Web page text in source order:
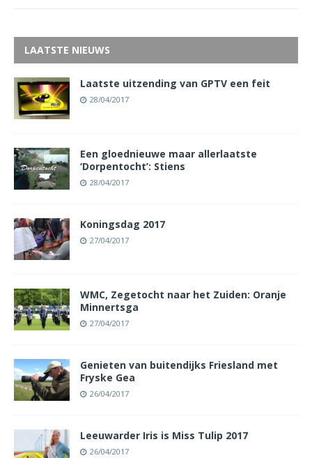
LAATSTE NIEUWS
Laatste uitzending van GPTV een feit
28/04/2017
Een gloednieuwe maar allerlaatste
‘Dorpentocht’: Stiens
28/04/2017
Koningsdag 2017
27/04/2017
WMC, Zegetocht naar het Zuiden: Oranje
Minnertsga
27/04/2017
Genieten van buitendijks Friesland met
Fryske Gea
26/04/2017
Leeuwarder Iris is Miss Tulip 2017
26/04/2017